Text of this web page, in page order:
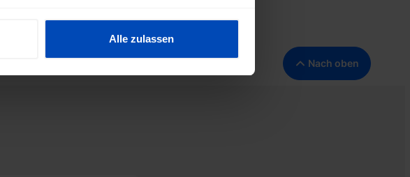
und legen Sie Ihre Präferenzen im
oder die sie im Rahmen deiner Nutzung
Alle zulassen
Nach oben